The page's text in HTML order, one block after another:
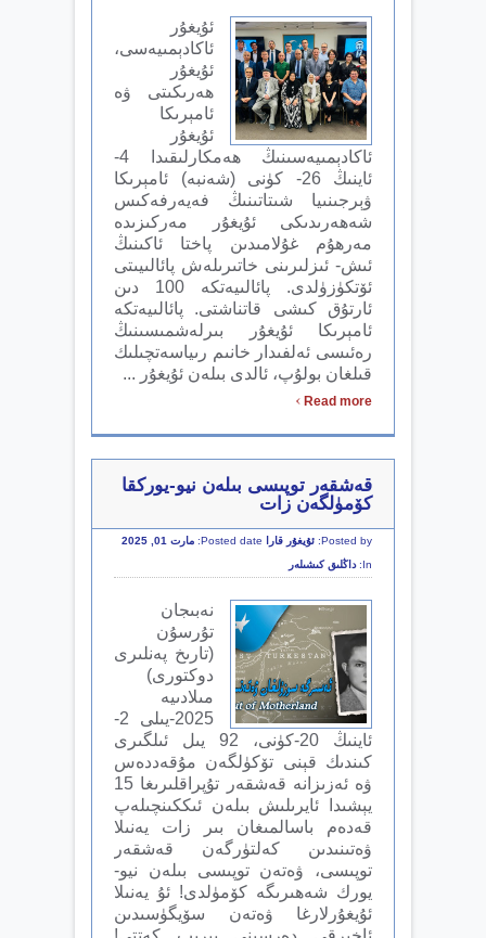
ئۇيغۇر
ئاكادېمىيەسى،
ئۇيغۇر
ھەرىكىتى ۋە
ئامېرىكا
ئۇيغۇر
ئاكادېمىيەسىنىڭ ھەمكارلىقىدا 4-
ئاينىڭ 26- كۈنى (شەنبە) ئامېرىكا
ۋېرجىنىيا شىتاتىنىڭ فەيەرفەكىس
شەھەرىدىكى ئۇيغۇر مەركىزىدە
مەرھۇم غۇلامىدىن پاختا ئاكىنىڭ
ئىش- ئىزلىرىنى خاتىرىلەش پائالىيىتى
ئۆتكۈزۈلدى. پائالىيەتكە 100 دىن
ئارتۇق كىشى قاتناشتى. پائالىيەتكە
ئامېرىكا ئۇيغۇر بىرلەشمىسىنىڭ
رەئىسى ئەلفىدار خانىم رىياسەتچىلىك
قىلغان بولۇپ، ئالدى بىلەن ئۇيغۇر ...
Read more
›
قەشقەر توپىسى بىلەن نيو-يوركقا
كۆمۈلگەن زات
Posted by: ئۇيغۇر قارا Posted date: مارت 01, 2025
In:
داڭلىق كىشىلەر
نەبىجان
تۇرسۇن
(تارىخ پەنلىرى
دوكتورى)
مىلادىيە
2025-يىلى 2-
ئاينىڭ 20-كۈنى، 92 يىل ئىلگىرى
كىندىك قېنى تۆكۈلگەن مۇقەددەس
ۋە ئەزىزانە قەشقەر تۇپراقلىرىغا 15
يېشىدا ئايرىلىش بىلەن ئىككىنچىلەپ
قەدەم باسالمىغان بىر زات يەنىلا
ۋەتىنىدىن كەلتۈرگەن قەشقەر
توپىسى، ۋەتەن توپىسى بىلەن نيو-
يورك شەھىرىگە كۆمۈلدى! ئۇ يەنىلا
ئۇيغۇرلارغا ۋەتەن سۆيگۈسىدىن